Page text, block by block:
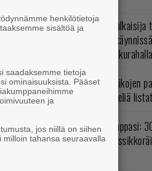
Rakastettu julkaisija
valtavat alet
klassikoita pikkurahalla
25 kaikkien aikojen
supersankaripeliä
No johan pomppasi:
ilmestynyt
henkilötietoja
sisältöä ja
saadaksemme tietoja
ominaisuuksista. Pääset
ja
jos niillä on siihen
tahansa seuraavalla